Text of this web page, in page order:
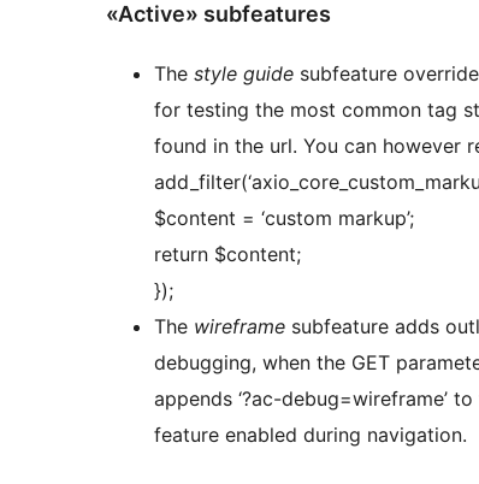
«Active» subfeatures
The style guide subfeature
for testing the most common tag
found in the url. You can however
$content = ‘custom markup’;
return $content;
});
The wireframe subfeature adds
debugging, when the GET
appends ‘?ac-debug=wireframe’
feature enabled during navigation.